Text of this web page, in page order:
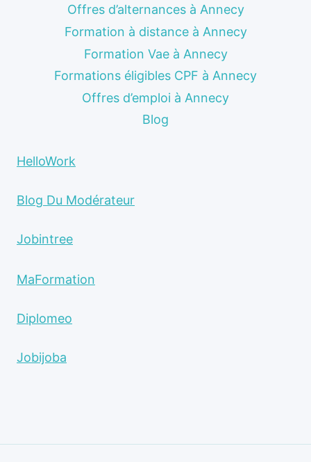
Offres d’alternances à Annecy
Formation à distance à Annecy
Formation Vae à Annecy
Formations éligibles CPF à Annecy
Offres d’emploi à Annecy
Blog
HelloWork
Blog Du Modérateur
Jobintree
MaFormation
Diplomeo
Jobijoba